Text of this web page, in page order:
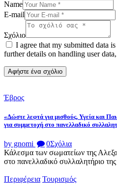
Name
E-mail
Σχόλιο
I agree that my submitted data
further details on handling user
Έβρος
«Δώστε λεφτά για μισθούς, Υγεία και
για συμμετοχή στο πανελλαδικό
by gnomi 0Σχόλια
Κάλεσμα των σωματείων της
στο πανελλαδικό συλλαλητήριο
Περιφέρεια Τουρισμός